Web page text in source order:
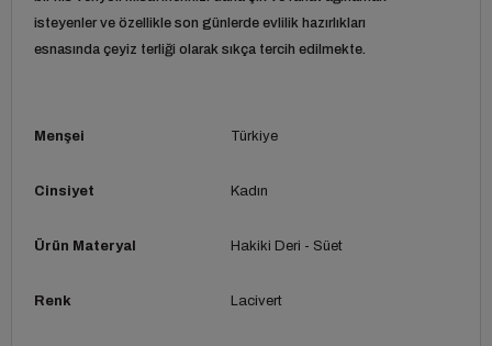
isteyenler ve özellikle son günlerde evlilik hazırlıkları
esnasında çeyiz terliği olarak sıkça tercih edilmekte.
Menşei Türkiye
Cinsiyet Kadın
Ürün Materyal Hakiki Deri - Süet
Renk Lacivert